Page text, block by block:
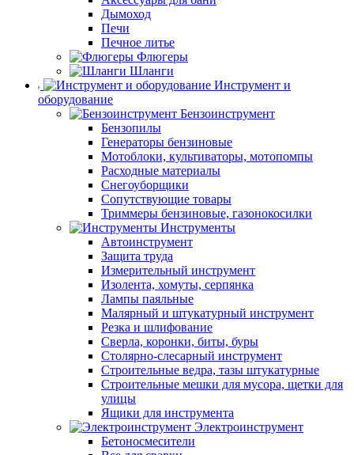
Дымоход
Печи
Печное литье
Флюгеры
Шланги
Инструмент и
оборудование
Бензоинструмент
Бензопилы
Генераторы бензиновые
Мотоблоки, культиваторы, мотопомпы
Расходные материалы
Снегоуборщики
Сопутствующие товары
Триммеры бензиновые, газонокосилки
Инструменты
Автоинструмент
Защита труда
Измерительный инструмент
Изолента, хомуты, серпянка
Лампы паяльные
Малярный и штукатурный инструмент
Резка и шлифование
Сверла, коронки, биты, буры
Столярно-слесарный инструмент
Строительные ведра, тазы штукатурные
Строительные мешки для мусора, щетки для
улицы
Ящики для инструмента
Электроинструмент
Бетоносмесители